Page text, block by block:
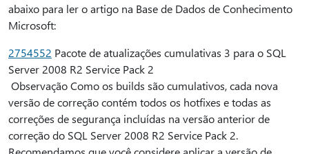
abaixo para ler o artigo na Base de Dados de Conhecimento
Microsoft:
2754552 Pacote de atualizações cumulativas 3 para o SQL
Server 2008 R2 Service Pack 2
Observação Como os builds são cumulativos, cada nova
versão de correção contém todos os hotfixes e todas as
correções de segurança incluídas na versão anterior de
correção do SQL Server 2008 R2 Service Pack 2.